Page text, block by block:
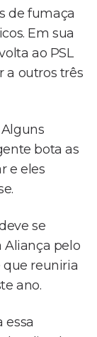
de fumaça
Em sua
ao PSL
a outros três
bota as
e eles
se
Aliança pelo
reuniria
ano.
essa